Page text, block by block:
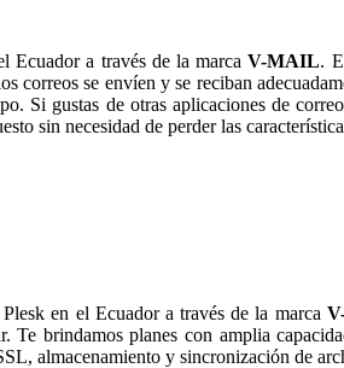
Ecuador a través de la marcaV-MAIL.
correos se envíen y se reciban
Si gustas de otras aplicaciones de
sin necesidad de perder las
en el Ecuador a través de la marca
brindamos planes con amplia
almacenamiento y sincronización de